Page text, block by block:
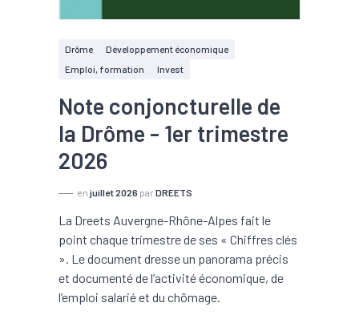
Drôme
Développement économique
Emploi, formation
Invest
Note conjoncturelle de
la Drôme - 1er trimestre
2026
en juillet 2026 par DREETS
La Dreets Auvergne-Rhône-Alpes fait le
point chaque trimestre de ses « Chiffres clés
». Le document dresse un panorama précis
et documenté de l’activité économique, de
l’emploi salarié et du chômage.